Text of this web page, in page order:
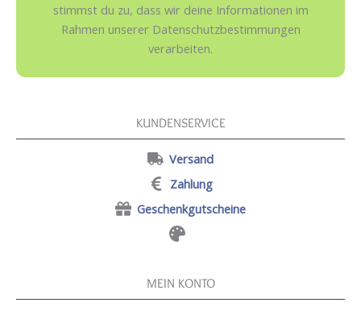
stimmst du zu, dass wir deine Informationen im
Rahmen unserer Datenschutzbestimmungen
verarbeiten.
KUNDENSERVICE
Versand
Zahlung
Geschenkgutscheine
MEIN KONTO